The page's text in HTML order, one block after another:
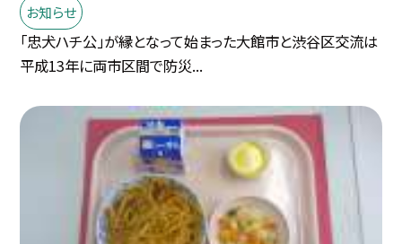
お知らせ
「忠犬ハチ公」が縁となって始まった大館市と渋谷区交流は
平成13年に両市区間で防災...